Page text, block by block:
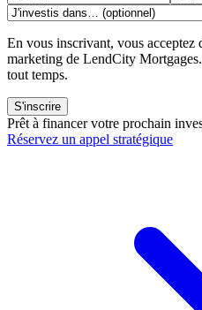
En vous inscrivant, vous acceptez
marketing de LendCity
tout temps.
S'inscrire
Prêt à financer votre prochain
Réservez un appel stratégique